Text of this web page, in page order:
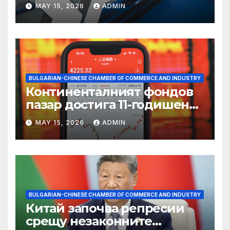
MAY 15, 2026 ADMIN
BULGARIAN-CHINESE CHAMBER OF COMMERCE AND INDUSTRY
Континенталният фондов
пазар достига 11-годишен
връх
MAY 15, 2026 ADMIN
BULGARIAN-CHINESE CHAMBER OF COMMERCE AND INDUSTRY
Китай започва репресии
срещу незаконните